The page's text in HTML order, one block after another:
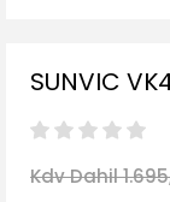
SUNVIC
Kdv Dahil